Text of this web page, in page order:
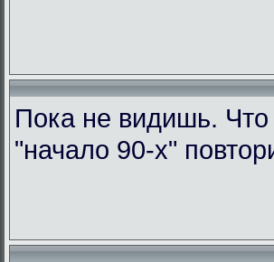
Пока не видишь.
"начало 90-х"